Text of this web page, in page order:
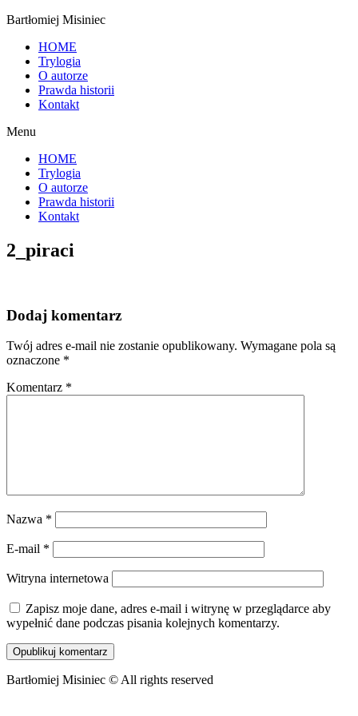
Bartłomiej Misiniec
HOME
Trylogia
O autorze
Prawda historii
Kontakt
Menu
HOME
Trylogia
O autorze
Prawda historii
Kontakt
2_piraci
Dodaj komentarz
Twój adres e-mail nie zostanie opublikowany. Wymagane pola są
oznaczone *
Komentarz *
Nazwa *
E-mail *
Witryna internetowa
Zapisz moje dane, adres e-mail i witrynę w przeglądarce aby
wypełnić dane podczas pisania kolejnych komentarzy.
Bartłomiej Misiniec © All rights reserved